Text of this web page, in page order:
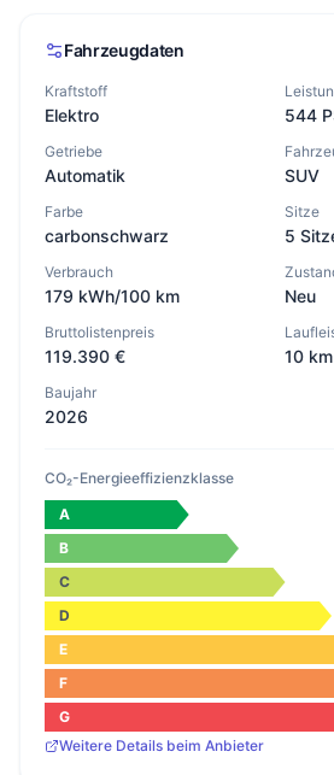
Fahrzeugdaten
Kraftstoff
Elektro 544
Getriebe
Automatik SUV
Farbe
carbonschwarz
Sitze
5
Verbrauch
179 kWh/100 km Neu
Bruttolistenpreis
119.390 € 10 km
Baujahr
2026
CO₂-Energieeffizienzklasse
A
B
C
D
E
F
G
Weitere Details beim Anbieter